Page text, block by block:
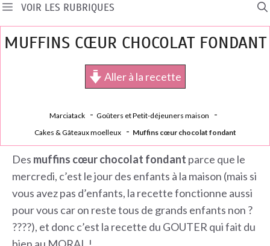
VOIR LES RUBRIQUES
MUFFINS CŒUR CHOCOLAT FONDANT
Aller à la recette
Marciatack
Goûters et Petit-déjeuners maison
Cakes & Gâteaux moelleux
Muffins cœur chocolat fondant
Des muffins cœur chocolat fondant parce que le
mercredi, c’est le jour des enfants à la maison (mais si
vous avez pas d’enfants, la recette fonctionne aussi
pour vous car on reste tous de grands enfants non ?
????), et donc c’est la recette du GOUTER qui fait du